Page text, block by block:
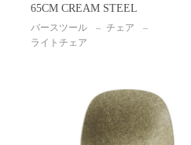
65CM CREAM STEEL
バースツール
チェア
ライトチェア